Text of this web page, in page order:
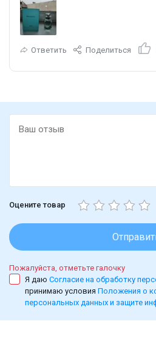
Ответить Поделиться
Оцените товар
Пожалуйста, отметьте галочку
Я даю Согласие на обработку
принимаю условия Положения о
персональных данных и защите